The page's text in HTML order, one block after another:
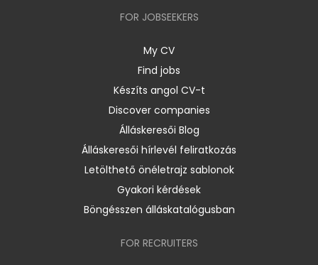
FOR JOBSEEKERS
My CV
Find jobs
Készíts angol CV-t
Discover companies
Álláskeresői Blog
Álláskeresői hírlevél feliratkozás
Letölthető önéletrajz sablonok
Gyakori kérdések
Böngésszen álláskatalógusban
FOR RECRUITERS